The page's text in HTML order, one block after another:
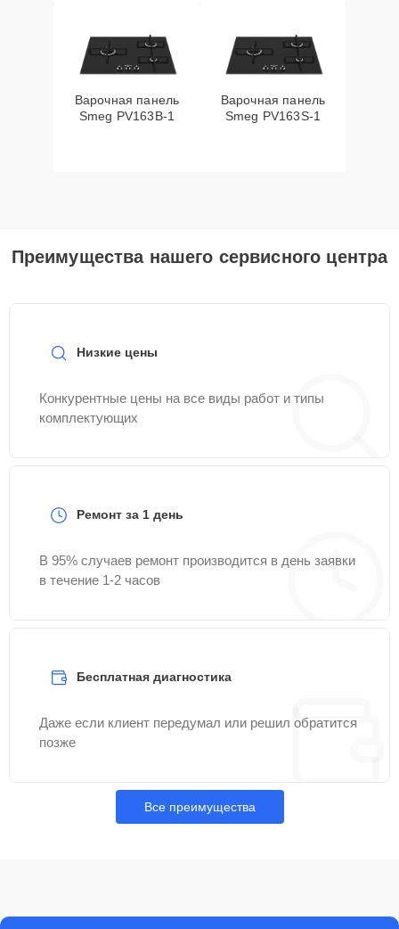
Варочная панель
Smeg PV163B-1
Варочная панель
Smeg PV163S-1
Преимущества нашего сервисного центра
Низкие цены
Конкурентные цены на все виды работ и типы
комплектующих
Ремонт за 1 день
В 95% случаев ремонт производится в день заявки
в течение 1-2 часов
Бесплатная диагностика
Даже если клиент передумал или решил обратится
позже
Все преимущества